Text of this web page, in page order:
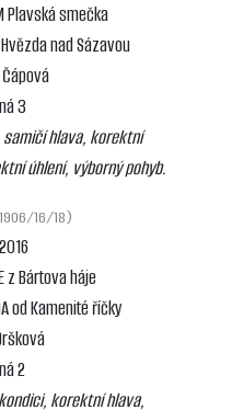
Plavská smečka
Hvězda nad Sázavou
3
hlava, korektní
úhlení, výborný pohyb.
16/18)
z Bártova háje
od Kamenité říčky
2
korektní hlava,